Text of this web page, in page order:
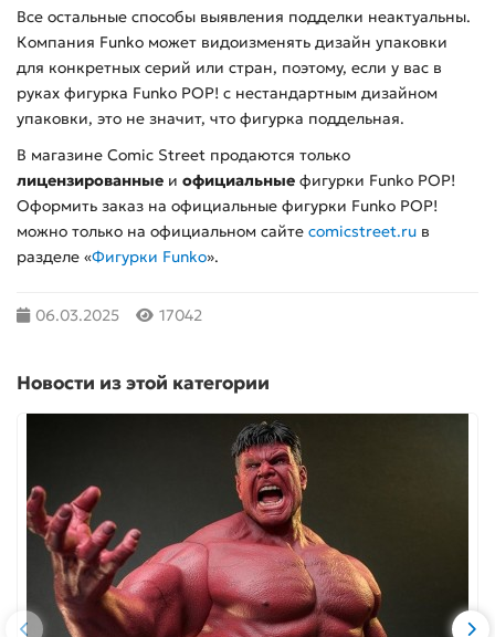
Все остальные способы выявления подделки неактуальны.
Компания Funko может видоизменять дизайн упаковки
для конкретных серий или стран, поэтому, если у вас в
руках фигурка Funko POP! с нестандартным дизайном
упаковки, это не значит, что фигурка поддельная.
В магазине Comic Street продаются только
лицензированные и официальные фигурки Funko POP!
Оформить заказ на официальные фигурки Funko POP!
можно только на официальном сайте comicstreet.ru в
разделе «Фигурки Funko».
06.03.2025 17042
Новости из этой категории